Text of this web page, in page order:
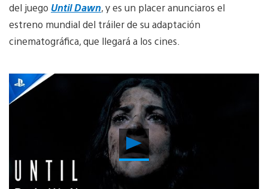
del juego Until Dawn, y es un placer anunciaros el
estreno mundial del tráiler de su adaptación
cinematográfica, que llegará a los cines.
Reproducir
vídeo